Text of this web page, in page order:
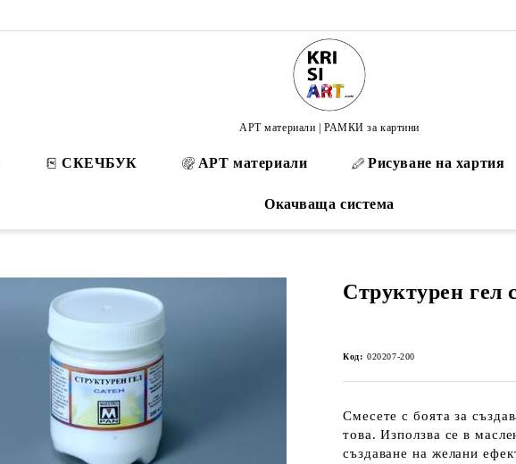
АРТ материали | РАМКИ за картини
СКЕЧБУК АРТ материали Рисуване на хартия
Окачваща система
Структурен гел
Код: 020207-200
Смесете с боята за
това. Използва се в
създаване на желани